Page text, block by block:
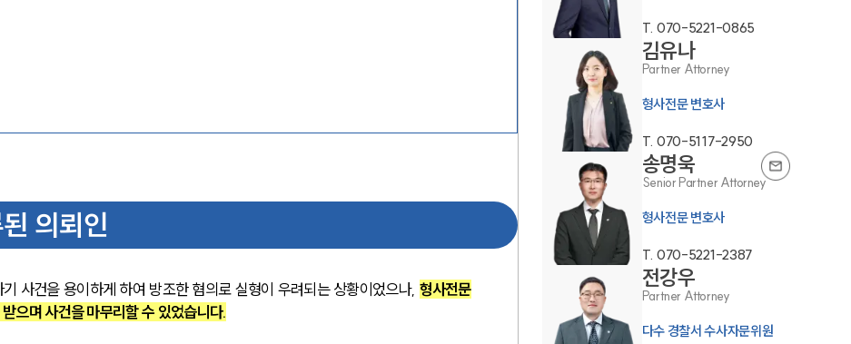
그룹소개
그룹소개
대륜의 강점
오시는 길
글로벌 파트너 로펌
고객의 소리
통합검색
의뢰인
사건을 용이하게 하여 방조한 혐의로 실형이 우려되는 상황이었으나, 형사전문
으며 사건을 마무리할 수 있었습니다.
T. 070-5221-0865
김유나
Partner Attorney
형사전문 변호사
T. 070-5117-2950
송명욱
Senior Partner Attorney
형사전문 변호사
T. 070-5221-2387
전강우
Partner Attorney
다수 경찰서 수사자문위원